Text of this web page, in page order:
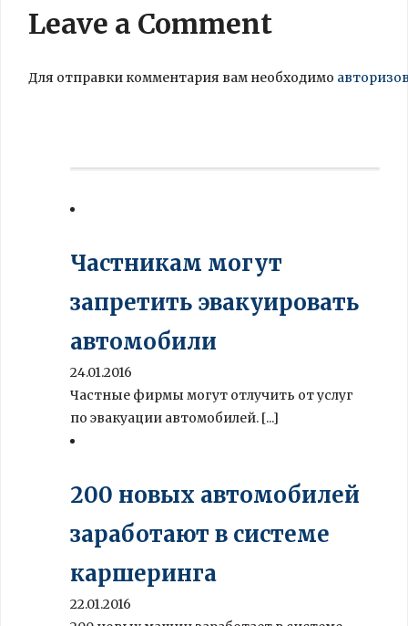
Leave a Comment
Для отправки комментария вам необходимо
Частникам могут
запретить эвакуировать
автомобили
24.01.2016
Частные фирмы могут отлучить от услуг
по эвакуации автомобилей. [...]
200 новых автомобилей
заработают в системе
каршеринга
22.01.2016